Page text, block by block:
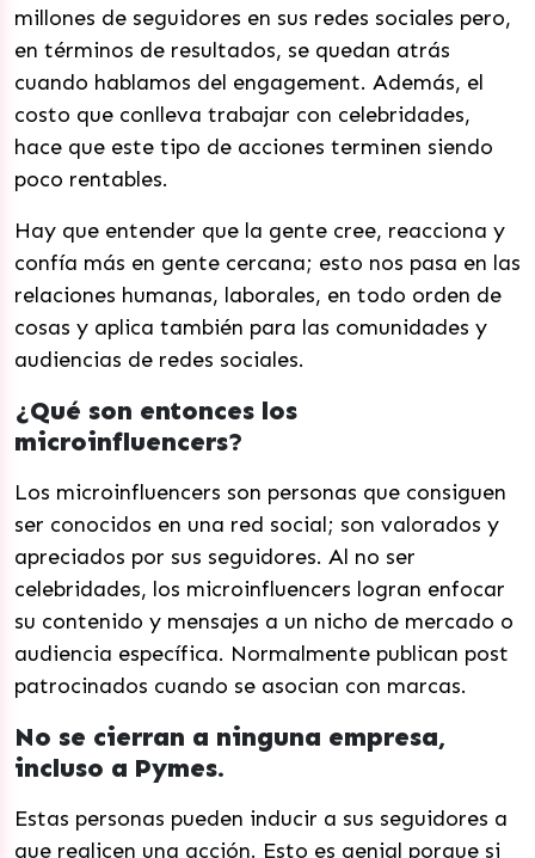
millones de seguidores en sus redes sociales pero,
en términos de resultados, se quedan atrás
cuando hablamos del engagement. Además, el
costo que conlleva trabajar con celebridades,
hace que este tipo de acciones terminen siendo
poco rentables.
Hay que entender que la gente cree, reacciona y
confía más en gente cercana; esto nos pasa en las
relaciones humanas, laborales, en todo orden de
cosas y aplica también para las comunidades y
audiencias de redes sociales.
¿Qué son entonces los
microinfluencers?
Los microinfluencers son personas que consiguen
ser conocidos en una red social; son valorados y
apreciados por sus seguidores. Al no ser
celebridades, los microinfluencers logran enfocar
su contenido y mensajes a un nicho de mercado o
audiencia específica. Normalmente publican post
patrocinados cuando se asocian con marcas.
No se cierran a ninguna empresa,
incluso a Pymes.
Estas personas pueden inducir a sus seguidores a
que realicen una acción. Esto es genial porque si